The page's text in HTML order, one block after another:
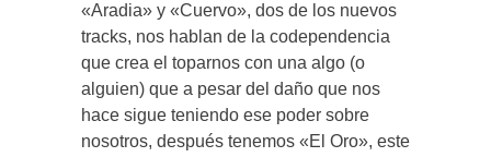
«Aradia» y «Cuervo», dos de los nuevos
tracks, nos hablan de la codependencia
que crea el toparnos con una algo (o
alguien) que a pesar del daño que nos
hace sigue teniendo ese poder sobre
nosotros, después tenemos «El Oro», este